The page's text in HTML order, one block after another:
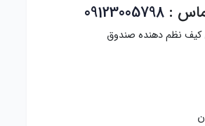
:
09123005798
نظم دهنده صندوق